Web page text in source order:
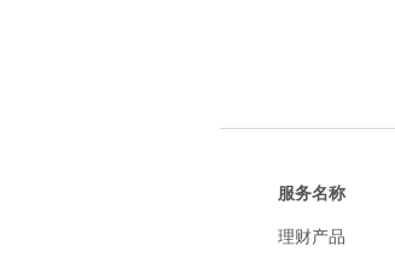
服务名称
理财产品